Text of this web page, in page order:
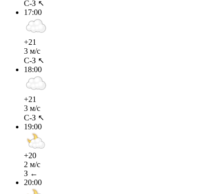
С-З ↖
17:00
+21
3 м/с
С-З ↖
18:00
+21
3 м/с
С-З ↖
19:00
+20
2 м/с
З ←
20:00